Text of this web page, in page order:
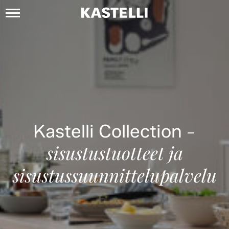
sisältöön
Kastelli Collection -
sisustustuotteet ja
sisustussuunnittelupalvelu